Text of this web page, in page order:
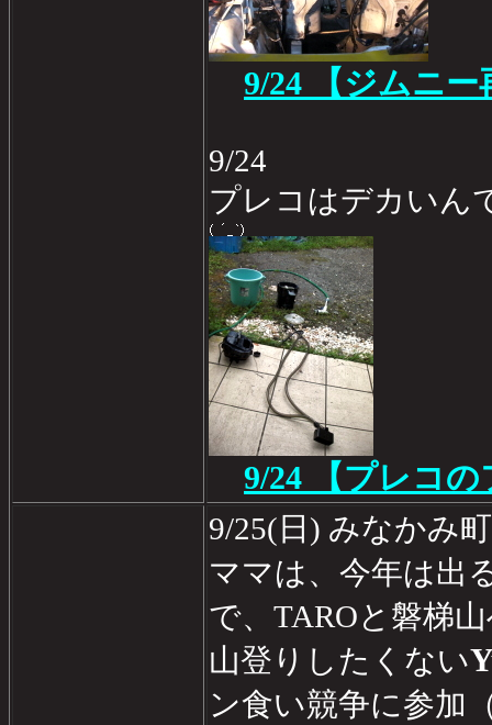
9/24 【ジムニー
9/24
プレコはデカいん
9/24 【プレコ
9/25(日) みなかみ
ママは、今年は出
で、TAROと磐梯
山登りしたくない
ン食い競争に参加